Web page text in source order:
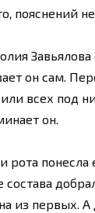
пояснений не
он сам.
всех под
он.
рота понесла
состава
из первых.